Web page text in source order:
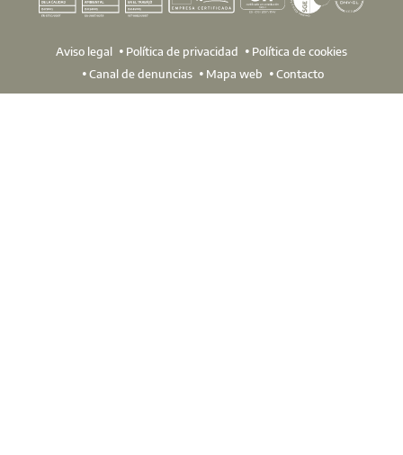
prácticos para convertir la jubilación en una oportunidad
Aviso legal Política de privacidad
Política de cookies
Canal de denuncias
Mapa web Contacto